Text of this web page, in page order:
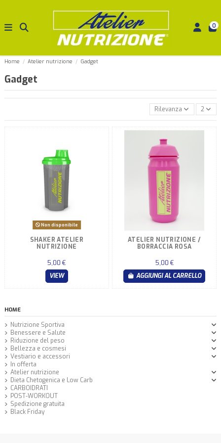
0
Home Atelier nutrizione Gadget
Gadget
Rilevanza 2
Non disponibile
SHAKER ATELIER
NUTRIZIONE
5,00 €
VIEW
ATELIER NUTRIZIONE /
BORRACCIA ROSA
5,00 €
AGGIUNGI AL CARRELLO
HOME
Nutrizione Sportiva
Benessere e Salute
Riduzione del peso
Bellezza e cosmesi
Vestiario e accessori
In offerta
Atelier nutrizione
Dieta Chetogenica e Low Carb
CARBOIDRATI
POST-WORKOUT
Spedizione gratuita
Black Friday